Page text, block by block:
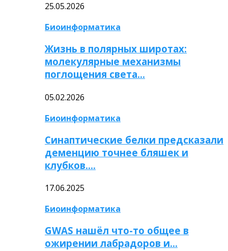
25.05.2026
Биоинформатика
Жизнь в полярных широтах:
молекулярные механизмы
поглощения света…
05.02.2026
Биоинформатика
Синаптические белки предсказали
деменцию точнее бляшек и
клубков….
17.06.2025
Биоинформатика
GWAS нашёл что-то общее в
ожирении лабрадоров и…